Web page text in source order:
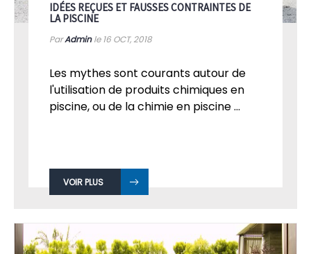
IDÉES REÇUES ET FAUSSES CONTRAINTES DE
LA PISCINE
ParAdminle 16 OCT, 2018
Les mythes sont courants autour de
l'utilisation de produits chimiques en
piscine, ou de la chimie en piscine ...
VOIR PLUS